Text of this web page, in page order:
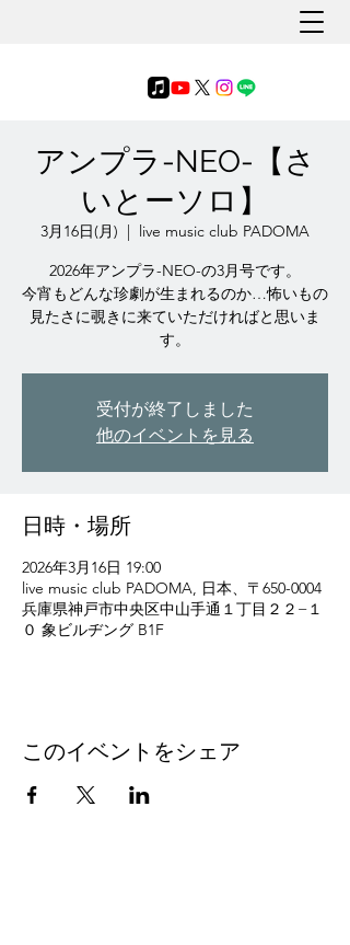
アンプラ-NEO-【さ
いとーソロ】
3月16日(月)
  |
live music club PADOMA
2026年アンプラ-NEO-の3月号です。
今宵もどんな珍劇が生まれるのか…怖いもの
見たさに覗きに来ていただければと思いま
す。
受付が終了しました
他のイベントを見る
日時・場所
2026年3月16日 19:00
live music club PADOMA, 日本、〒650-0004
兵庫県神戸市中央区中山手通１丁目２２−１
０ 象ビルヂング B1F
このイベントをシェア